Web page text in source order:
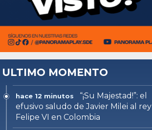
ULTIMO MOMENTO
hace 12 minutos
“¡Su Majestad!”: el
efusivo saludo de Javier Milei al rey
Felipe VI en Colombia